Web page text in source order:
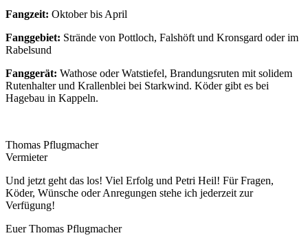
Fangzeit: Oktober bis April
Fanggebiet: Strände von Pottloch, Falshöft und Kronsgard oder im
Rabelsund
Fanggerät: Wathose oder Watstiefel, Brandungsruten mit solidem
Rutenhalter und Krallenblei bei Starkwind. Köder gibt es bei
Hagebau in Kappeln.
Thomas Pflugmacher
Vermieter
Und jetzt geht das los! Viel Erfolg und Petri Heil! Für Fragen,
Köder, Wünsche oder Anregungen stehe ich jederzeit zur
Verfügung!
Euer Thomas Pflugmacher